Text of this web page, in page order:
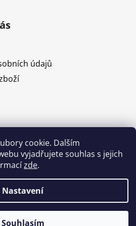
cookie. Dalším
vyjadřujete souhlas s jejich
zde.
Nastavení
Souhlasím
údajů
0KS /0 KČ
Shoptet